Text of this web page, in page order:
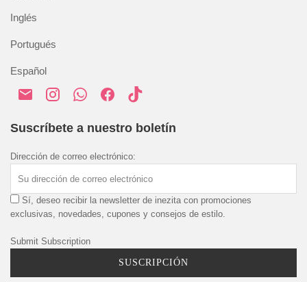
Blog
Política de Privacidad
Política de Cookies
Resolución alternativa de disputas
Historial de pedidos
Inglés
Portugués
Español
Suscríbete a nuestro boletín
Dirección de correo electrónico:
Sí, deseo recibir la newsletter de inezita con promociones
exclusivas, novedades, cupones y consejos de estilo.
Submit Subscription